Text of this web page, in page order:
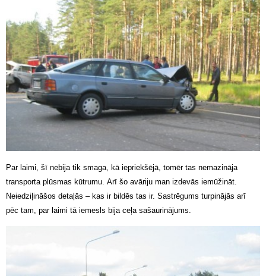
Par laimi, šī nebija tik smaga, kā iepriekšējā, tomēr tas nemazināja
transporta plūsmas kūtrumu. Arī šo avāriju man izdevās iemūžināt.
Neiedziļināšos detaļās – kas ir bildēs tas ir. Sastrēgums turpinājās arī
pēc tam, par laimi tā iemesls bija ceļa sašaurinājums.